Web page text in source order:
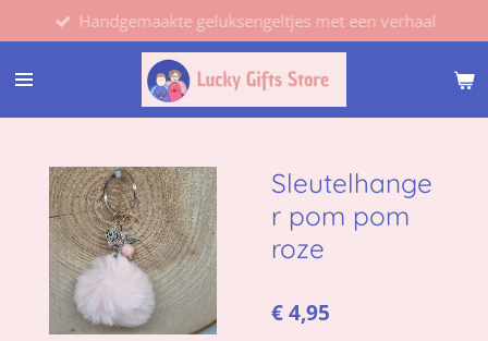
direct
naar
hoofdinhoud
Handgemaakte geluksengeltjes met een verhaal
Sleutelhange
r pom pom
roze
€ 4,95